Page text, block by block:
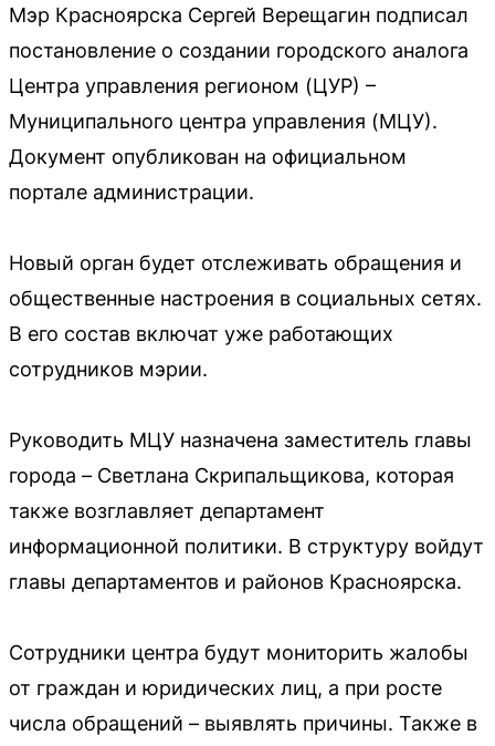
Мэр Красноярска Сергей Верещагин подписал
постановление о создании городского аналога
Центра управления регионом (ЦУР) –
Муниципального центра управления (МЦУ).
Документ опубликован на официальном
портале администрации.
Новый орган будет отслеживать обращения и
общественные настроения в социальных сетях.
В его состав включат уже работающих
сотрудников мэрии.
Руководить МЦУ назначена заместитель главы
города – Светлана Скрипальщикова, которая
также возглавляет департамент
информационной политики. В структуру войдут
главы департаментов и районов Красноярска.
Сотрудники центра будут мониторить жалобы
от граждан и юридических лиц, а при росте
числа обращений – выявлять причины. Также в